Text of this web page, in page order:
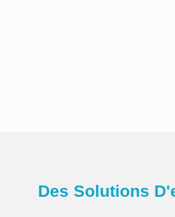
Des Solutions